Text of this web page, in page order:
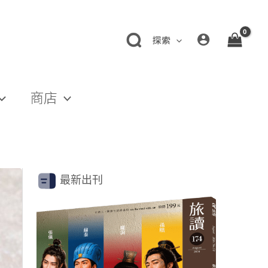
探索
商店
最新出刊